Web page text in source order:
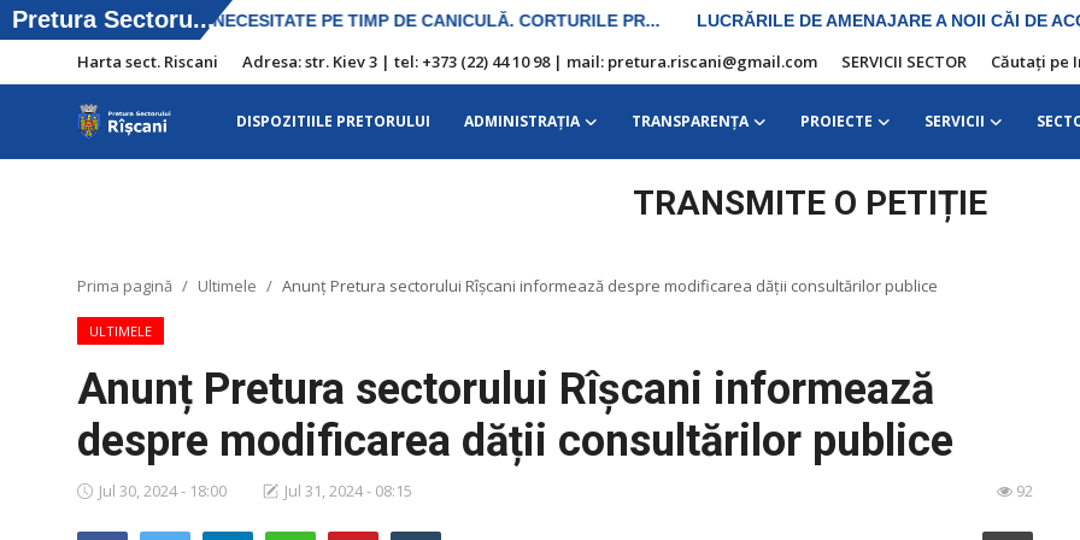
Harta sect. Riscani Adresa: str. Kiev 3 | tel: +373 (22) 44 10 98 | mail: pretura.riscani@gmail.com SERVICII SECTOR Căutați pe
DISPOZITIILE PRETORULUI ADMINISTRAŢIA TRANSPARENȚA PROIECTE SERVICII
98 | mail: pretura.riscani@gmail.com
SERVICII SECTOR
ADMINISTRAŢIA
Transparența
Proiecte
TRANSMITE O PETIȚIE
Prima pagină Ultimele Anunț Pretura sectorului Rîșcani informează despre modificarea dății consultărilor publice
ULTIMELE
Anunț Pretura sectorului Rîșcani informează
despre modificarea dății consultărilor publice
Jul 30, 2024 - 18:00 Jul 31, 2024 - 08:15 92